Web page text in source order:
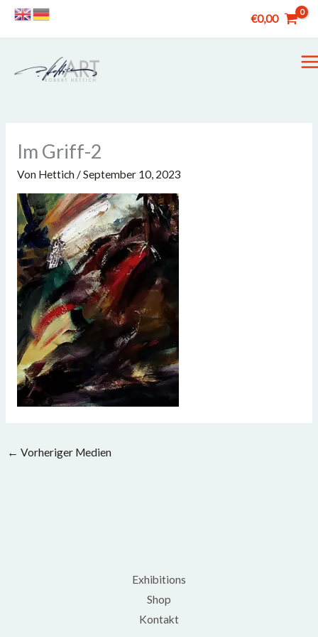
Zum
€0,00
Im Griff-2
Von Hettich /September 10, 2023
← Vorheriger Medien
Exhibitions
Shop
Kontakt